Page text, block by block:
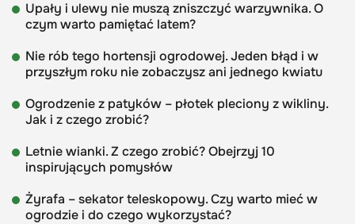
Upały i ulewy nie muszą zniszczyć warzywnika. O
czym warto pamiętać latem?
Nie rób tego hortensji ogrodowej. Jeden błąd i w
przyszłym roku nie zobaczysz ani jednego kwiatu
Ogrodzenie z patyków – płotek pleciony z wikliny.
Jak i z czego zrobić?
Letnie wianki. Z czego zrobić? Obejrzyj 10
inspirujących pomysłów
Żyrafa – sekator teleskopowy. Czy warto mieć w
ogrodzie i do czego wykorzystać?